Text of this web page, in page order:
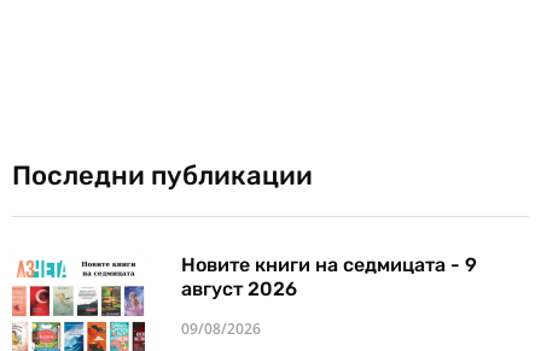
Последни публикации
Новите книги на седмицата - 9
август 2026
09/08/2026